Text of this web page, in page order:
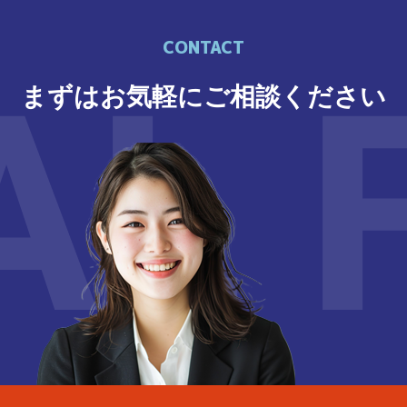
CONTACT
まずはお気軽にご相談ください